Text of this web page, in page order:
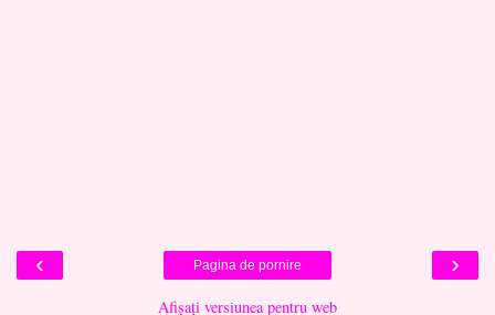
‹ ›
Pagina de pornire
Afișați versiunea pentru web